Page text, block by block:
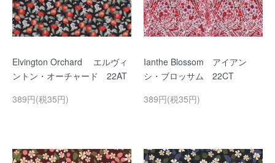
Elvington Orchard エルヴィ
ントン・オーチャード 22AT
389円(税35円)
Ianthe Blossom アイアン
シ・ブロッサム 22CT
389円(税35円)